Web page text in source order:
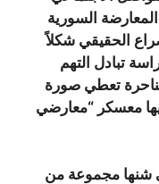
السورية
الحقيقي شكلاً
تبادل التهم
تعطي صورة
معسكر “معارضي
شنها مجموعة من